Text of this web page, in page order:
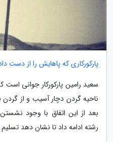
پارکورکاری که پاهایش را از دست
بعد از این اتفاق با وجود
رشته ادامه داد تا نشان دهد